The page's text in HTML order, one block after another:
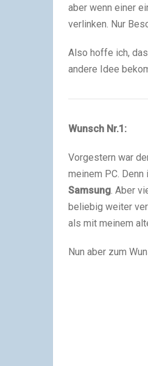
aber wenn einer
verlinken. Nur
Also hoffe ich,
andere Idee
Wunsch Nr.1:
Vorgestern war
meinem PC.
Samsung. Aber
beliebig weiter
als mit meinem
Nun aber zum